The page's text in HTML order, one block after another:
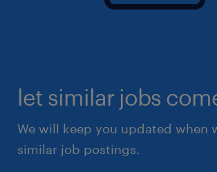
let similar jobs
We will keep you updated when
similar job postings.